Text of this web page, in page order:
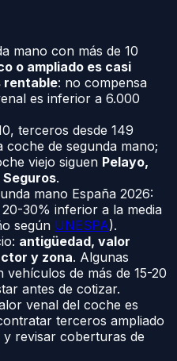
mano con más de 10
o ampliado es casi
rentable: no compensa
es inferior a 6.000
terceros desde 149
coche de segunda mano;
viejo siguen Pelayo,
Seguros.
mano España 2026:
30% inferior a la media
según UNESPA).
antigüedad, valor
y zona. Algunas
de más de 15-20
antes de cotizar.
venal del coche es
terceros ampliado
revisar coberturas de